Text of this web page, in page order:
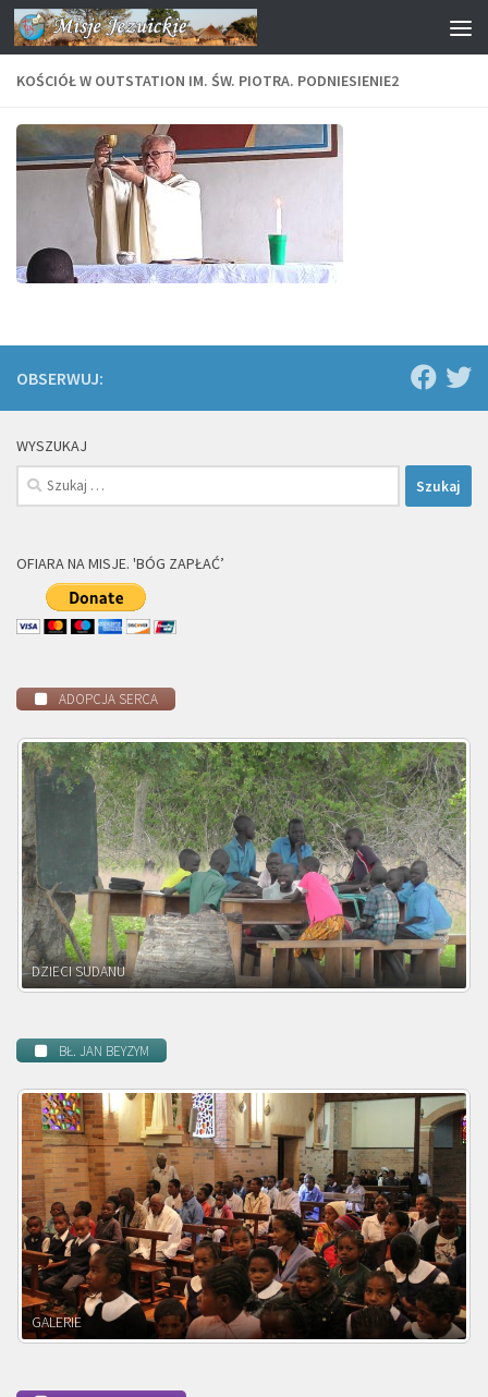
Przejdź do treści
KOŚCIÓŁ W OUTSTATION IM. ŚW. PIOTRA. PODNIESIENIE2
OBSERWUJ:
WYSZUKAJ
Szukaj:
OFIARA NA MISJE. 'BÓG ZAPŁAĆ’
ADOPCJA SERCA
DZIECI ZAMBII
BŁ. JAN BEYZYM
POWOŁANIE MISYJNE